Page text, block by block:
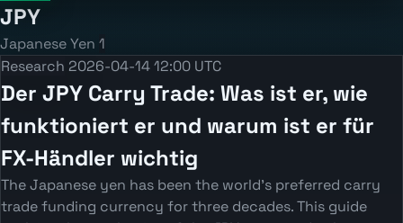
JPY
Japanese Yen 1
Research 2026-04-14 12:00 UTC
Der JPY Carry Trade: Was ist er, wie
funktioniert er und warum ist er für
FX-Händler wichtig
The Japanese yen has been the world's preferred carry
trade funding currency for three decades. This guide